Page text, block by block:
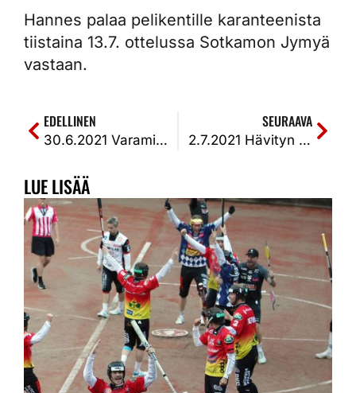
Hannes palaa pelikentille karanteenista
tiistaina 13.7. ottelussa Sotkamon Jymyä
vastaan.
EDELLINEN
30.6.2021 Varamiehinen KiPa kaatui merkki- ja räpylävirheisiin Valentin Ikosen 1+2 juoksun kunnarista huolimatta. IPV-KiPa 2-0 (6-4, 5-3)
SEURAAVA
2.7.2021 Hävityn kehnon avausjakson jälkeen KiPa sai peruspelinsä kuntoon ja Haminan 3 kunnarista huolimatta kotivoitto kotareissa. KiPa-HP 2-1 (1-4, 5-4, s0-0, k2-0)
LUE LISÄÄ